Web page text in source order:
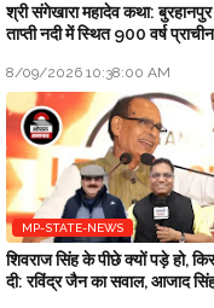
श्री संगेखारा महादेव कथा: बुरहानपुर
ताप्ती नदी में स्थित 900 वर्ष
8/09/2026 10:38:00 AM
MP-STATE-NEWS
शिवराज सिंह के पीछे क्यों पड़े हो,
दी: रविंद्र जैन का सवाल, आजाद